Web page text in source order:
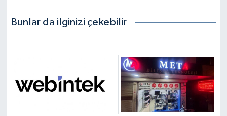
Bunlar da ilginizi çekebilir